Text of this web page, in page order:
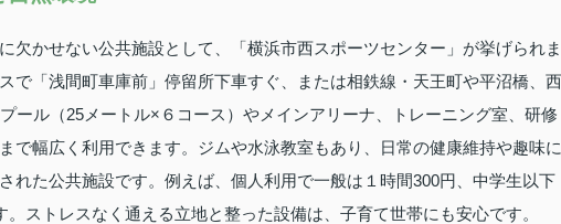
欠かせない公共施設として、「横浜市西スポーツセンター」が挙げられま
で「浅間町車庫前」停留所下車すぐ、または相鉄線・天王町や平沼橋、西
ール（25メートル×６コース）やメインアリーナ、トレーニング室、研修
で幅広く利用できます。ジムや水泳教室もあり、日常の健康維持や趣味に
れた公共施設です。例えば、個人利用で一般は１時間300円、中学生以下
ストレスなく通える立地と整った設備は、子育て世帯にも安心です。